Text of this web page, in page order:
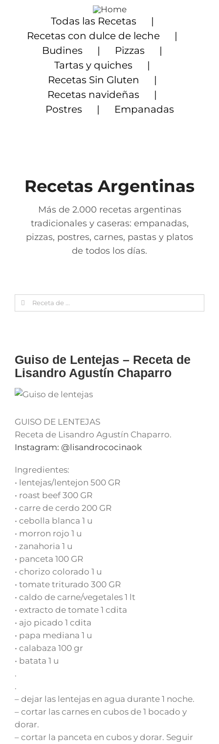
contenido
Todas las Recetas
Recetas con dulce de leche
Budines
Pizzas
Tartas y quiches
Recetas Sin Gluten
Recetas navideñas
Postres
Empanadas
Recetas Argentinas
Más de 2.000 recetas argentinas
tradicionales y caseras: empanadas,
pizzas, postres, carnes, pastas y platos
de todos los días.
Search
for:
Guiso de Lentejas – Receta de
Lisandro Agustín Chaparro
GUISO DE LENTEJAS
Receta de Lisandro Agustín Chaparro.
Instagram: @lisandrococinaok
Ingredientes:
• lentejas/lentejon 500 GR
• roast beef 300 GR
• carre de cerdo 200 GR
• cebolla blanca 1 u
• morron rojo 1 u
• zanahoria 1 u
• panceta 100 GR
• chorizo colorado 1 u
• tomate triturado 300 GR
• caldo de carne/vegetales 1 lt
• extracto de tomate 1 cdita
• ajo picado 1 cdita
• papa mediana 1 u
• calabaza 100 gr
• batata 1 u
.
.
– dejar las lentejas en agua durante 1 noche.
– cortar las carnes en cubos de 1 bocado y
dorar.
– cortar la panceta en cubos y dorar. Seguir